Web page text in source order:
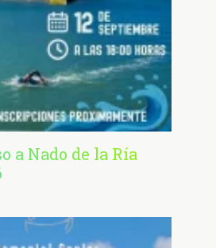
a Nado de la Ría